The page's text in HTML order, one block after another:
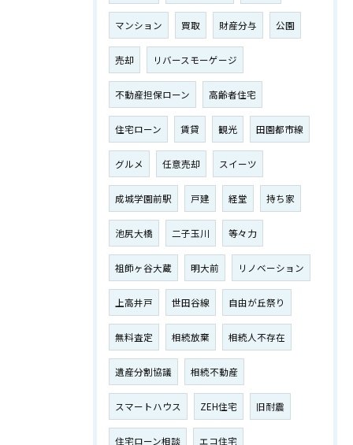
マンション 買取 財産分与 公園
売却 リバースモーゲージ
不動産担保ローン 高齢者住宅
住宅ローン 賃貸 観光 田園都市線
グルメ 任意売却 スイーツ
成城学園前駅 戸建 経堂 持ち家
池尻大橋 二子玉川 等々力
祖師ヶ谷大蔵 明大前 リノベーション
上高井戸 世田谷線 自由が丘祭り
無料査定 相続放棄 相続人不存在
遺産分割協議 相続不動産
スマートハウス ZEH住宅 旧耐震
住宅ローン相談 エコ住宅